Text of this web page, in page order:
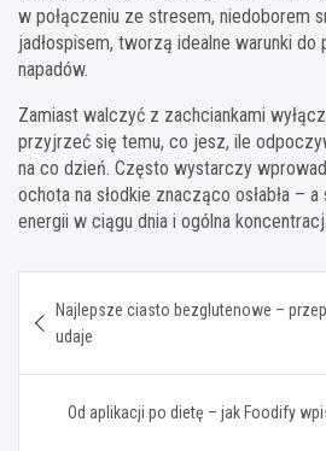
w połączeniu ze stresem, niedoborem
jadłospisem, tworzą idealne warunki
napadów.
Zamiast walczyć z zachciankami
przyjrzeć się temu, co jesz, ile
na co dzień. Często wystarczy
ochota na słodkie znacząco osłabła –
energii w ciągu dnia i ogólna
wpisu
Najlepsze ciasto bezglutenowe –
udaje
Od aplikacji po dietę – jak Foodify